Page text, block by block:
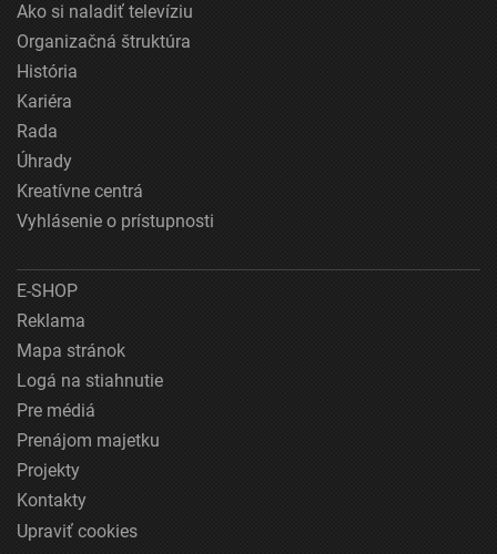
Ako si naladiť televíziu
Organizačná štruktúra
História
Kariéra
Rada
Úhrady
Kreatívne centrá
Vyhlásenie o prístupnosti
E-SHOP
Reklama
Mapa stránok
Logá na stiahnutie
Pre médiá
Prenájom majetku
Projekty
Kontakty
Upraviť cookies